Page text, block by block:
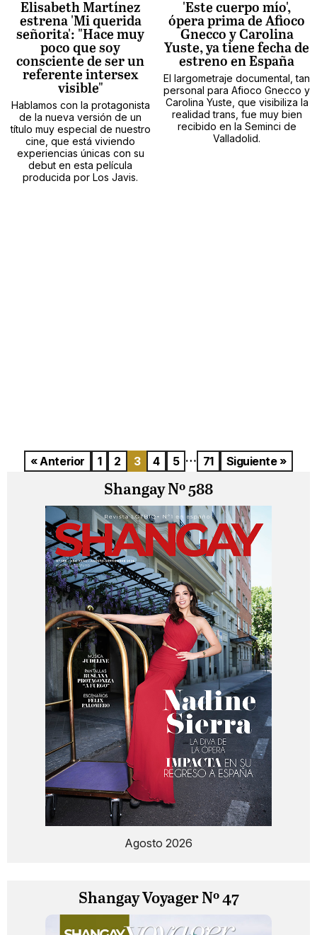
Elisabeth Martínez
estrena 'Mi querida
señorita': "Hace muy
poco que soy
consciente de ser un
referente intersex
visible"
Hablamos con la protagonista
de la nueva versión de un
título muy especial de nuestro
cine, que está viviendo
experiencias únicas con su
debut en esta película
producida por Los Javis.
'Este cuerpo mío',
ópera prima de Afioco
Gnecco y Carolina
Yuste, ya tiene fecha de
estreno en España
El largometraje documental, tan
personal para Afioco Gnecco y
Carolina Yuste, que visibiliza la
realidad trans, fue muy bien
recibido en la Seminci de
Valladolid.
« Anterior 1 2 3 4 5 … 71 Siguiente »
Shangay Nº 588
Agosto 2026
Shangay Voyager Nº 47